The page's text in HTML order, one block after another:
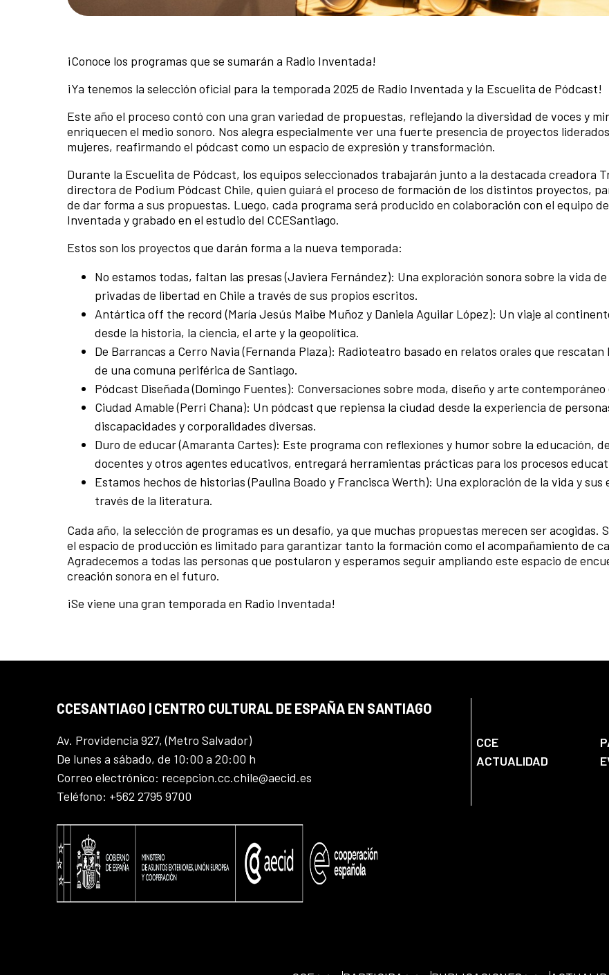
¡Conoce los programas que se sumarán a Radio Inventada!
¡Ya tenemos la selección oficial para la temporada 2025 de Radio Inventada y la Escuelita de Pódcast!
Este año el proceso contó con una gran variedad de propuestas, reflejando la diversidad de voces y
enriquecen el medio sonoro. Nos alegra especialmente ver una fuerte presencia de proyectos
mujeres, reafirmando el pódcast como un espacio de expresión y transformación.
Durante la Escuelita de Pódcast, los equipos seleccionados trabajarán junto a la destacada creadora
directora de Podium Pódcast Chile, quien guiará el proceso de formación de los distintos proyectos,
de dar forma a sus propuestas. Luego, cada programa será producido en colaboración con el equipo
Inventada y grabado en el estudio del CCESantiago.
Estos son los proyectos que darán forma a la nueva temporada:
No estamos todas, faltan las presas (Javiera Fernández): Una exploración sonora sobre la vida
privadas de libertad en Chile a través de sus propios escritos.
Antártica off the record (María Jesús Maibe Muñoz y Daniela Aguilar López): Un viaje al
desde la historia, la ciencia, el arte y la geopolítica.
De Barrancas a Cerro Navia (Fernanda Plaza): Radioteatro basado en relatos orales que rescatan
de una comuna periférica de Santiago.
Pódcast Diseñada (Domingo Fuentes): Conversaciones sobre moda, diseño y arte contemporáneo
Ciudad Amable (Perri Chana): Un pódcast que repiensa la ciudad desde la experiencia de
discapacidades y corporalidades diversas.
Duro de educar (Amaranta Cartes): Este programa con reflexiones y humor sobre la educación,
docentes y otros agentes educativos, entregará herramientas prácticas para los procesos
Estamos hechos de historias (Paulina Boado y Francisca Werth): Una exploración de la vida y sus
través de la literatura.
Cada año, la selección de programas es un desafío, ya que muchas propuestas merecen ser acogidas.
el espacio de producción es limitado para garantizar tanto la formación como el acompañamiento de
Agradecemos a todas las personas que postularon y esperamos seguir ampliando este espacio de
creación sonora en el futuro.
¡Se viene una gran temporada en Radio Inventada!
CCESANTIAGO | CENTRO CULTURAL DE ESPAÑA EN SANTIAGO
Av. Providencia 927, (Metro Salvador)
De lunes a sábado, de 10:00 a 20:00 h
Correo electrónico: recepcion.cc.chile@aecid.es
Teléfono: +562 2795 9700
CCE
ACTUALIDAD